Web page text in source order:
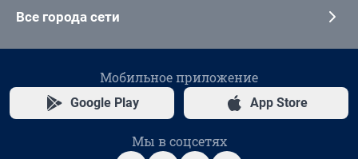
Все города сети
Мобильное приложение
Google Play App Store
Мы в соцсетях